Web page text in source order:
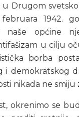
u Drugom
februara 1942.
naše općine
u cilju
borba
i demokratskog
nikada ne smiju
okrenimo se